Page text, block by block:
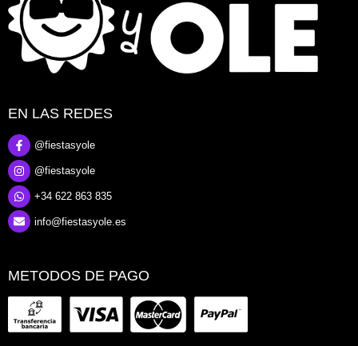
EN LAS REDES
@fiestasyole
@fiestasyole
+34 622 863 835
info@fiestasyole.es
METODOS DE PAGO